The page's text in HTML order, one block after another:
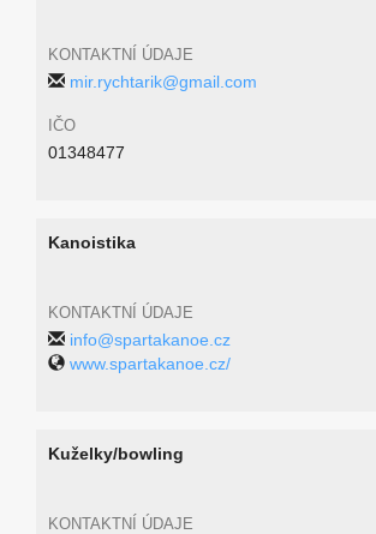
KONTAKTNÍ ÚDAJE
mir.rychtarik@gmail.com
IČO
01348477
Kanoistika
KONTAKTNÍ ÚDAJE
info@spartakanoe.cz
www.spartakanoe.cz/
Kuželky/bowling
KONTAKTNÍ ÚDAJE